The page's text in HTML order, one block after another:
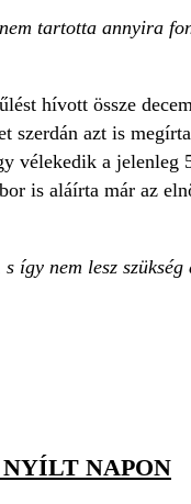
tartotta annyira
hívott össze
szerdán azt is
vélekedik a jelenleg
is aláírta már az
így nem lesz
NAPON